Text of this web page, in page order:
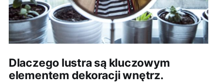
Dlaczego lustra są kluczowym
elementem dekoracji wnętrz.